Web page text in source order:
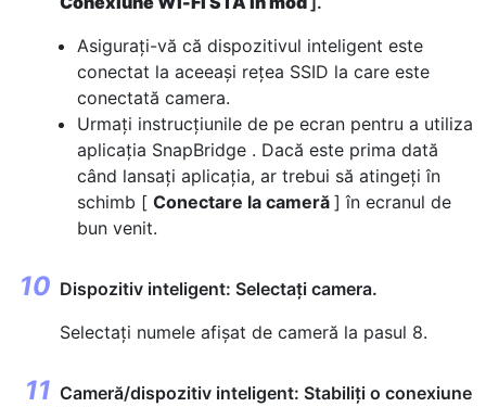
Asigurați-vă că dispozitivul inteligent este
conectat la aceeași rețea SSID la care este
conectată camera.
Urmați instrucțiunile de pe ecran pentru a utiliza
aplicația SnapBridge . Dacă este prima dată
când lansați aplicația, ar trebui să atingeți în
schimb [ Conectare la cameră ] în ecranul de
bun venit.
Dispozitiv inteligent: Selectați camera.
Selectați numele afișat de cameră la pasul 8.
Cameră/dispozitiv inteligent: Stabiliți o conexiune